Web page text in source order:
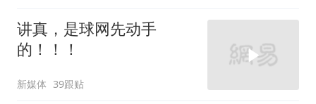
讲真，是球网先动手
的！！！
新媒体 39跟贴